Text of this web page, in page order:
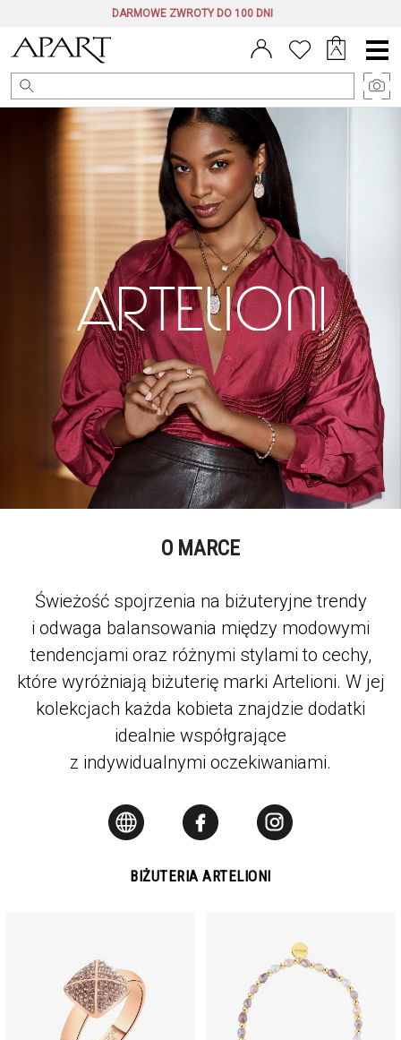
DARMOWE ZWROTY DO 100 DNI
Menu
główne
O MARCE
Świeżość spojrzenia na biżuteryjne trendy
i odwaga balansowania między modowymi
tendencjami oraz różnymi stylami to cechy,
które wyróżniają biżuterię marki Artelioni. W jej
kolekcjach każda kobieta znajdzie dodatki
idealnie współgrające
z indywidualnymi oczekiwaniami.
BIŻUTERIA ARTELIONI